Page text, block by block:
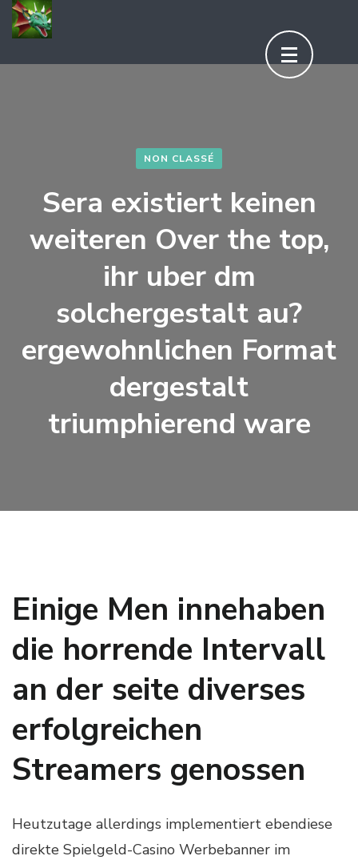
Aller
au
contenu
NON CLASSÉ
Sera existiert keinen
weiteren Over the top,
ihr uber dm
solchergestalt au?
ergewohnlichen Format
dergestalt
triumphierend ware
Einige Men innehaben
die horrende Intervall
an der seite diverses
erfolgreichen
Streamers genossen
Heutzutage allerdings implementiert ebendiese
direkte Spielgeld-Casino Werbebanner im